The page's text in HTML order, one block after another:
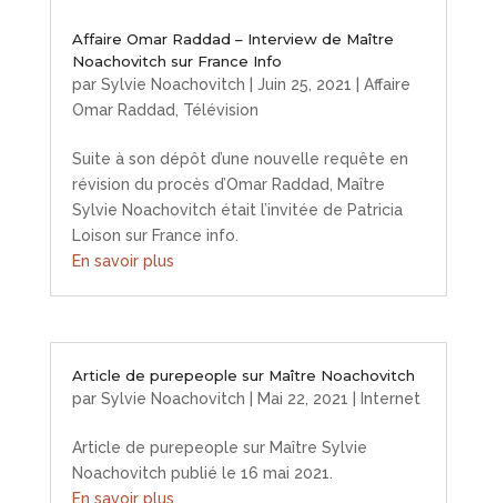
Affaire Omar Raddad – Interview de Maître
Noachovitch sur France Info
par Sylvie Noachovitch | Juin 25, 2021 | Affaire
Omar Raddad Télévision
Suite à son dépôt d’une nouvelle requête en
révision du procès d’Omar Raddad, Maître
Sylvie Noachovitch était l’invitée de Patricia
Loison sur France info.
En savoir plus
Article de purepeople sur Maître Noachovitch
par Sylvie Noachovitch Mai 22, 2021 Internet
Article de purepeople sur Maître Sylvie
Noachovitch publié le 16 mai 2021.
En savoir plus